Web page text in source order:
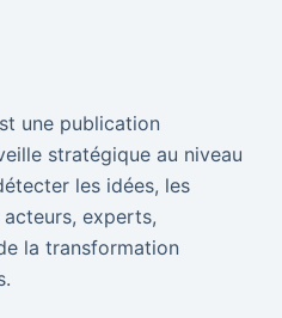
une publication
stratégique au niveau
les idées, les
experts,
la transformation